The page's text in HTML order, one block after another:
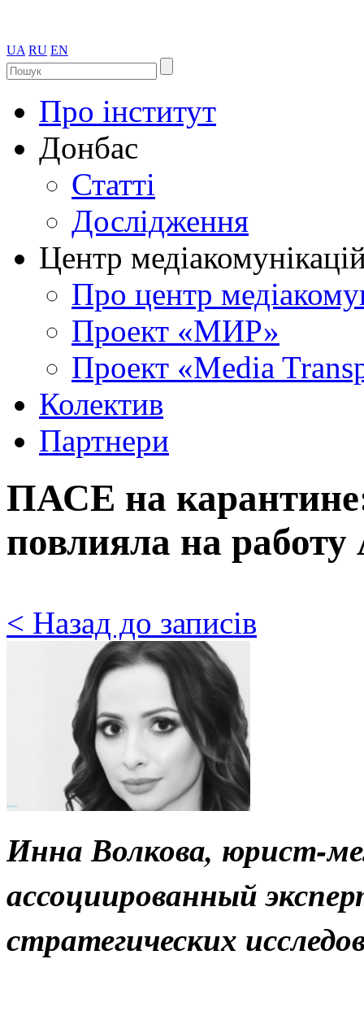
UA RU EN
Про інститут
Донбас
Статті
Дослідження
Центр
Про центр
Проект «МИР»
Проект «Media
Колектив
Партнери
ПАСЕ на
повлияла на работу
< Назад до записів
Инна Волкова, юрист-
ассоциированный
стратегических